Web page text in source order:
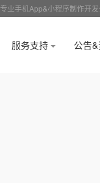
专业手机App&小程序制作开
服务支持 公告